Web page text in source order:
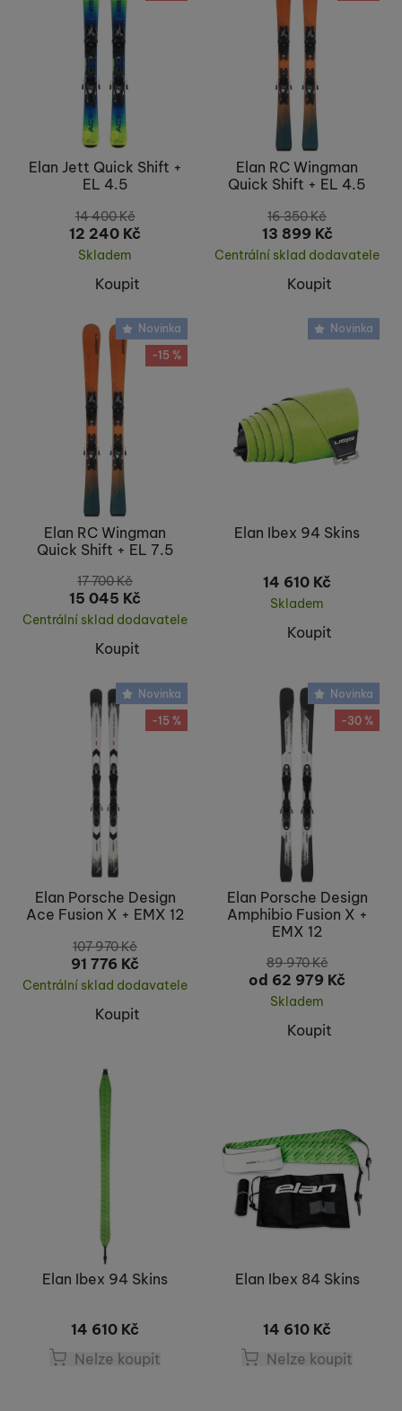
Elan Jett Quick Shift +
EL 4.5
14 400Kč
12 240 Kč
Skladem
Koupit
Elan RC Wingman
Quick Shift + EL 4.5
16 350Kč
13 899 Kč
Centrální sklad dodavatele
Koupit
Novinka
-15 %
Elan RC Wingman
Quick Shift + EL 7.5
17 700Kč
15 045 Kč
Centrální sklad dodavatele
Koupit
Novinka
Elan Ibex 94 Skins
14 610 Kč
Skladem
Koupit
Novinka
-15 %
Elan Porsche Design
Ace Fusion X + EMX 12
107 970Kč
91 776 Kč
Centrální sklad dodavatele
Koupit
Novinka
-30 %
Elan Porsche Design
Amphibio Fusion X +
EMX 12
89 970Kč
od 62 979 Kč
Skladem
Koupit
Elan Ibex 94 Skins
14 610 Kč
Nelze koupit
Elan Ibex 84 Skins
14 610 Kč
Nelze koupit